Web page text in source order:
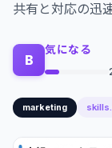
共有と対応の迅
B
気になる
marketing